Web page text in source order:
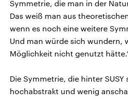
Symmetrie, die man in der
Das weiß man aus
wenn es noch eine weitere
Und man würde sich wundern,
Möglichkeit nicht genutzt
Die Symmetrie, die hinter SUSY
hochabstrakt und wenig